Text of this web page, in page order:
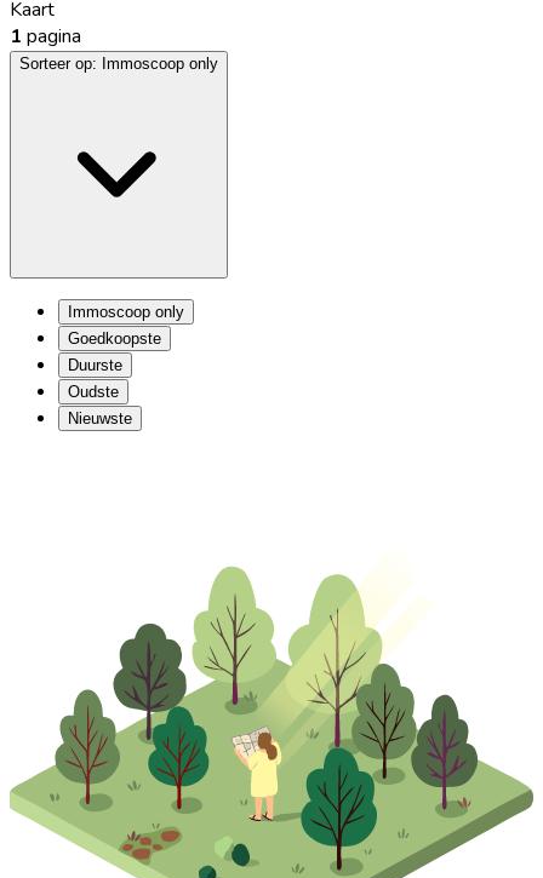
Kaart
1 pagina
Sorteer op: Immoscoop only
Immoscoop only
Goedkoopste
Duurste
Oudste
Nieuwste